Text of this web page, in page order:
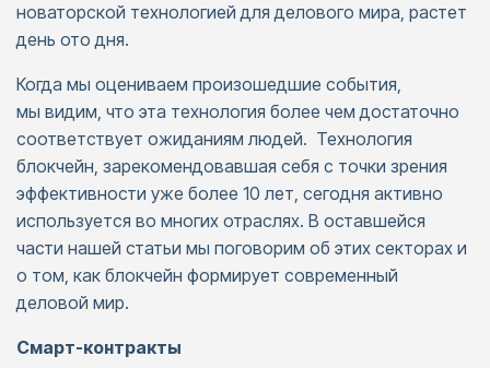
новаторской технологией для делового мира, растет
день ото дня.
Когда мы оцениваем произошедшие события,
мы видим, что эта технология более чем достаточно
соответствует ожиданиям людей. Технология
блокчейн, зарекомендовавшая себя с точки зрения
эффективности уже более 10 лет, сегодня активно
используется во многих отраслях. В оставшейся
части нашей статьи мы поговорим об этих секторах и
о том, как блокчейн формирует современный
деловой мир.
Смарт-контракты